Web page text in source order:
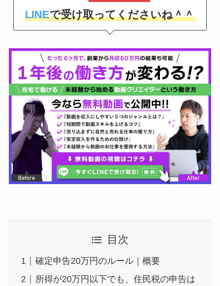
LINEで受け取ってくださいね＾＾
目次
確定申告20万円のルール｜概要
所得が20万円以下でも、住民税の申告は